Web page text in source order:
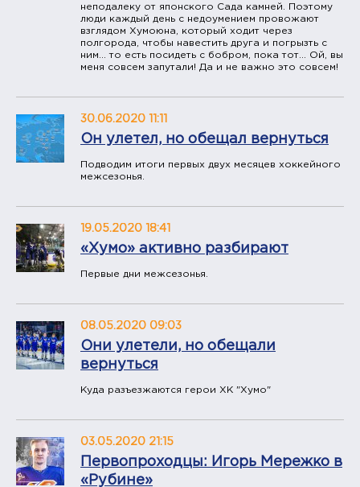
неподалеку от японского Сада камней. Поэтому
люди каждый день с недоумением провожают
взглядом Хумоюна, который ходит через
полгорода, чтобы навестить друга и погрызть с
ним... то есть посидеть с бобром, пока тот... Ой, вы
меня совсем запутали! Да и не важно это совсем!
30.06.2020 11:11
Он улетел, но обещал вернуться
Подводим итоги первых двух месяцев хоккейного
межсезонья.
19.05.2020 18:41
«Хумо» активно разбирают
Первые дни межсезонья.
08.05.2020 09:03
Они улетели, но обещали
вернуться
Куда разъезжаются герои ХК "Хумо"
03.05.2020 21:15
Первопроходцы: Игорь Мережко в
«Рубине»